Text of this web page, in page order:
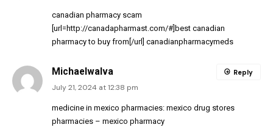
canadian pharmacy scam
[url=http://canadapharmast.com/#]best canadian
pharmacy to buy from[/url] canadianpharmacymeds
MichaelwaIva
July 21, 2024 at 12:38 pm
medicine in mexico pharmacies: mexico drug stores
pharmacies – mexico pharmacy
Reply